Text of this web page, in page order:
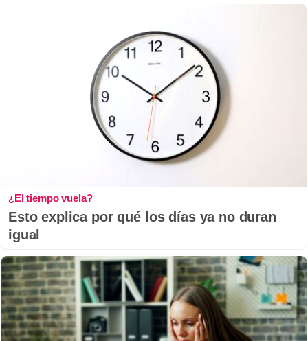
¿El tiempo vuela?
Esto explica por qué los días ya no duran
igual